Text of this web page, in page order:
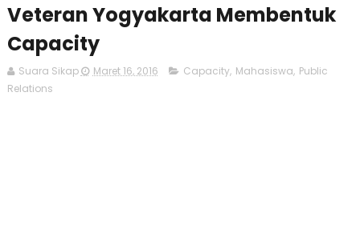
Veteran Yogyakarta Membentuk
Capacity
Suara Sikap Maret 16, 2016 Capacity, Mahasiswa, Public
Relations